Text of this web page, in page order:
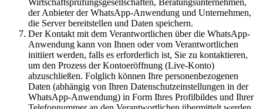
Wirtschaftsprüfungsgesellschaften, Beratungsunternehmen,
der Anbieter der WhatsApp-Anwendung und Unternehmen,
die Server bereitstellen und Daten speichern.
Der Kontakt mit dem Verantwortlichen über die WhatsApp-
Anwendung kann von Ihnen oder vom Verantwortlichen
initiiert werden, falls es erforderlich ist, Sie zu kontaktieren,
um den Prozess der Kontoeröffnung (Live-Konto)
abzuschließen. Folglich können Ihre personenbezogenen
Daten (abhängig von Ihren Datenschutzeinstellungen in der
WhatsApp-Anwendung) in Form Ihres Profilbildes und Ihrer